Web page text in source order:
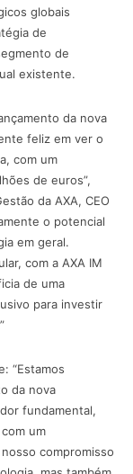
globais
de
de
existente.
da nova
feliz em ver o
com um
de euros”,
da AXA, CEO
o potencial
em geral.
com a AXA IM
de uma
para investir
“Estamos
da nova
fundamental,
um
compromisso